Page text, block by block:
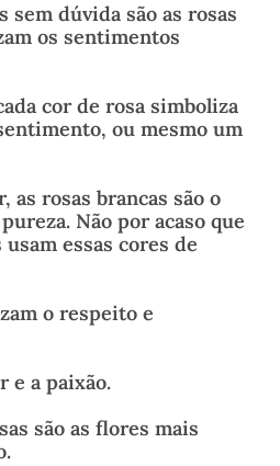
sem dúvida são as rosas
os sentimentos
cor de rosa simboliza
ou mesmo um
as rosas brancas são o
Não por acaso que
essas cores de
o respeito e
e a paixão.
são as flores mais